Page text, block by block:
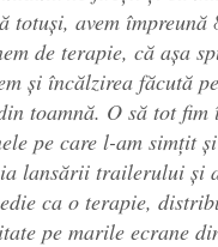
totuși, avem
de terapie, că așa
și încălzirea făcută
toamnă. O să tot fim
pe care l-am simțit
lansării trailerului și
ca o terapie,
pe marile ecrane